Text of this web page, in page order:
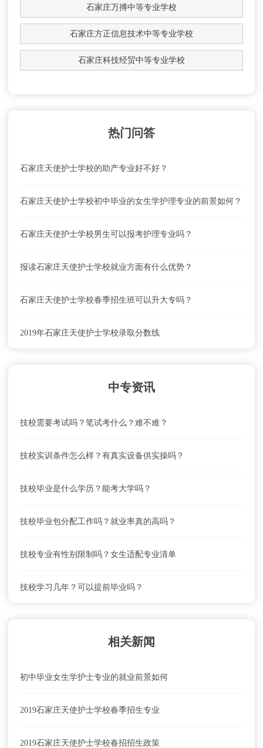
石家庄万搏中等专业学校
石家庄方正信息技术中等专业学校
石家庄科技经贸中等专业学校
热门问答
石家庄天使护士学校的助产专业好不好？
石家庄天使护士学校初中毕业的女生学护理专业的前景如何？
石家庄天使护士学校男生可以报考护理专业吗？
报读石家庄天使护士学校就业方面有什么优势？
石家庄天使护士学校春季招生班可以升大专吗？
2019年石家庄天使护士学校录取分数线
中专资讯
技校需要考试吗？笔试考什么？难不难？
技校实训条件怎么样？有真实设备供实操吗？
技校毕业是什么学历？能考大学吗？
技校毕业包分配工作吗？就业率真的高吗？
技校专业有性别限制吗？女生适配专业清单
技校学习几年？可以提前毕业吗？
相关新闻
初中毕业女生学护士专业的就业前景如何
2019石家庄天使护士学校春季招生专业
2019石家庄天使护士学校春招招生政策